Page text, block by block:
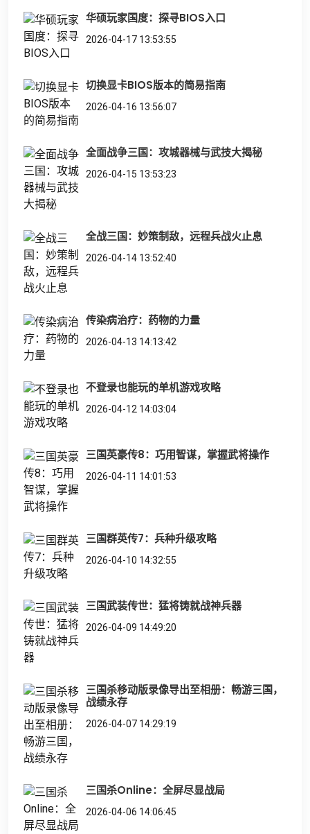
华硕玩家国度：探寻BIOS入口
2026-04-17 13:53:55
切换显卡BIOS版本的简易指南
2026-04-16 13:56:07
全面战争三国：攻城器械与武技大揭秘
2026-04-15 13:53:23
全战三国：妙策制敌，远程兵战火止息
2026-04-14 13:52:40
传染病治疗：药物的力量
2026-04-13 14:13:42
不登录也能玩的单机游戏攻略
2026-04-12 14:03:04
三国英豪传8：巧用智谋，掌握武将操作
2026-04-11 14:01:53
三国群英传7：兵种升级攻略
2026-04-10 14:32:55
三国武装传世：猛将铸就战神兵器
2026-04-09 14:49:20
三国杀移动版录像导出至相册：畅游三国，
战绩永存
2026-04-07 14:29:19
三国杀Online：全屏尽显战局
2026-04-06 14:06:45